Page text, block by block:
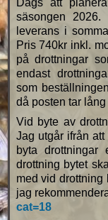
Dags att
säsongen
leverans i
Pris 740kr inkl.
på drottningar
endast
som
då posten tar
Vid byte av
Jag utgår ifrån
byta
drottning bytet
med vid drottning
jag
cat=18